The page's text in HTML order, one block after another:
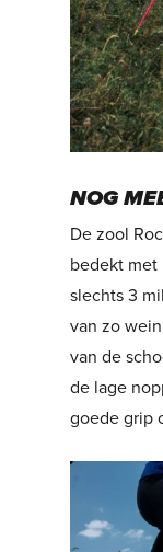
NOG
De zool
bedekt met
slechts 3
van zo
van de
de lage
goede grip